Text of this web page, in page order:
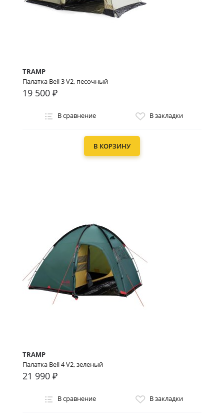
TRAMP
Палатка Bell 3 V2, песочный
19 500 ₽
В сравнение В закладки
В КОРЗИНУ
TRAMP
Палатка Bell 4 V2, зеленый
21 990 ₽
В сравнение В закладки